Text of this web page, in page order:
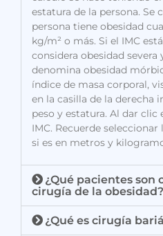
estatura de la persona. Se
persona tiene obesidad
kg/m² o más. Si el IMC
considera obesidad
denomina obesidad
índice de masa corporal,
en la casilla de la derecha
peso y estatura. Al dar clic
IMC. Recuerde
si es en metros y
¿Qué pacientes son
cirugía de la obesidad?
¿Qué es cirugía